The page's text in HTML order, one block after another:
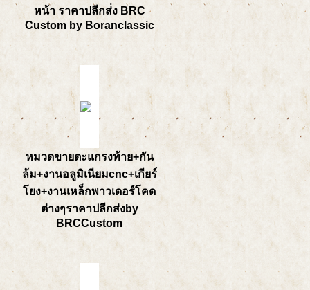
หน้า ราคาปลีกส่่ง BRC
Custom by Boranclassic
หมวดขายตะแกรงท้าย+กัน
ล้ม+งานอลูมิเนียมcnc+เกียร์
โยง+งานเหล็กพาวเดอร์โคด
ต่างๆราคาปลีกส่งby
BRCCustom